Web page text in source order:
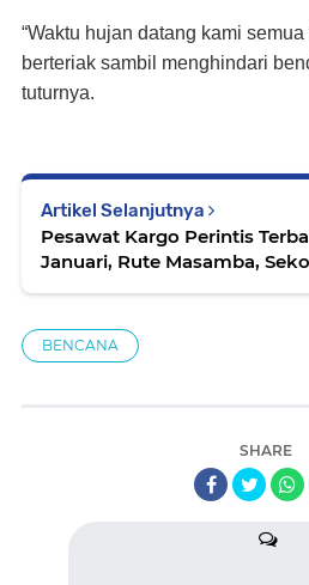
“Waktu hujan datang kami
berteriak sambil menghindari
tuturnya.
Artikel Selanjutnya
Pesawat Kargo Perintis
Januari, Rute Masamba,
BENCANA
SHARE